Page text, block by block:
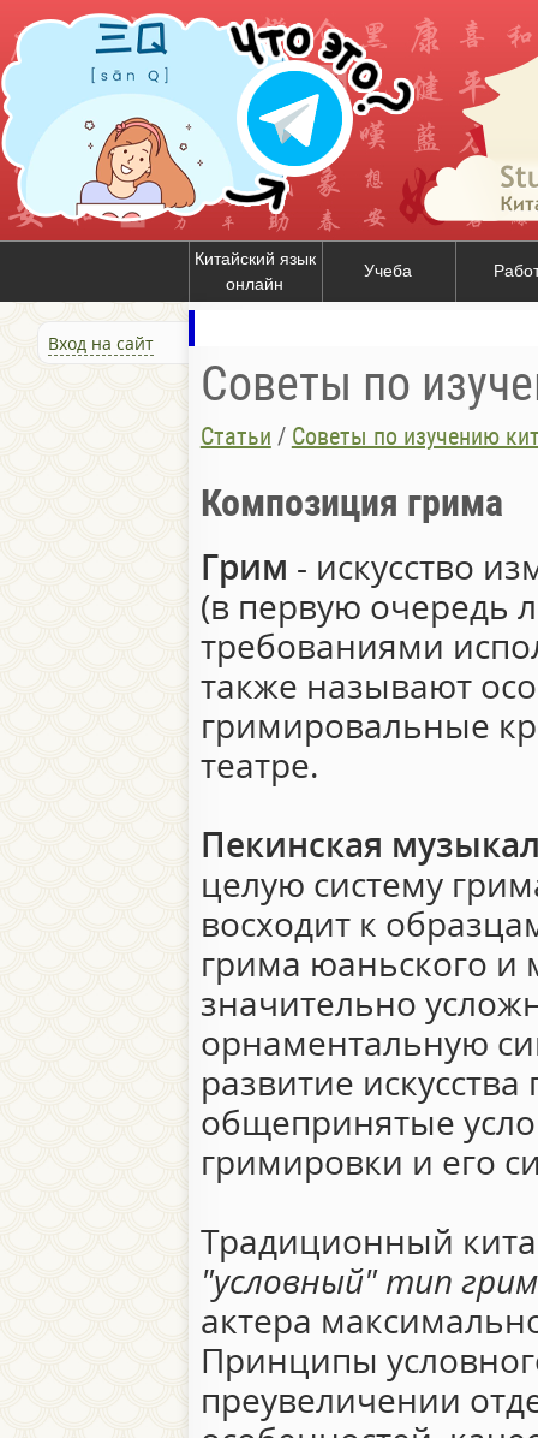
Китайский язык
онлайн
Учеба
Вход на сайт
Советы по
Статьи / Советы по изучению
Композиция грима
Грим - искусство
(в первую очередь
требованиями
также называют
гримировальные
театре.
Пекинская
целую систему
восходит к
грима юаньского и
значительно
орнаментальную
развитие
общепринятые
гримировки и его
Традиционный
"условный" тип
актера
Принципы
преувеличении